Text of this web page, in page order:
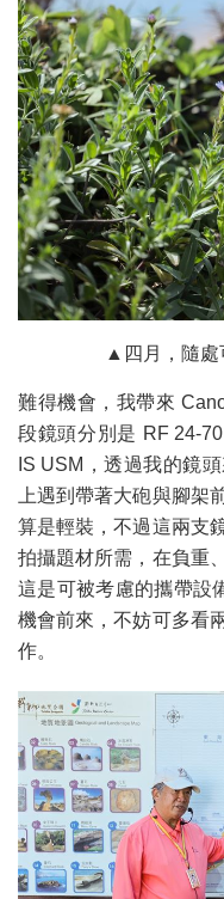
▲四月，隨處
難得機會，我帶來
段鏡頭分別是 RF 24-
IS USM，透過我的鏡
上遇到帶著大砲與腳架
算是輕裝，不過這兩支
拍攝題材所需，在負重
這是可被考慮的攜帶設
機會前來，不妨可多看
作。